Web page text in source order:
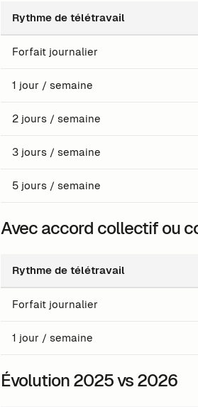
Rythme de télétravail
Forfait journalier
1 jour / semaine
2 jours / semaine
3 jours / semaine
5 jours / semaine
Avec accord collectif ou
Rythme de télétravail
Forfait journalier
1 jour / semaine
Évolution 2025 vs 2026